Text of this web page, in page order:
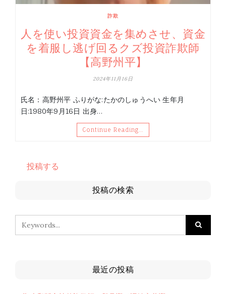
詐欺
人を使い投資資金を集めさせ、資金
を着服し逃げ回るクズ投資詐欺師
【高野州平】
2024年11月16日
氏名：高野州平 ふりがな:たかのしゅうへい 生年月
日:1980年9月16日 出身…
Continue Reading…
投稿する
投稿の検索
最近の投稿